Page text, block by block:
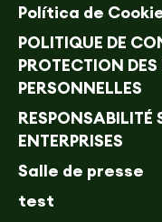
Política de
POLITIQUE DE
PROTECTION
PERSONNELLES
RESPONSABILITÉ
ENTERPRISES
Salle de presse
test